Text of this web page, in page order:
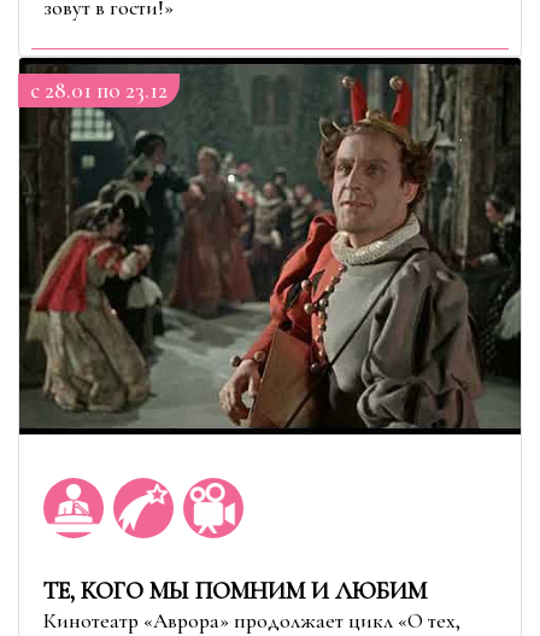
зовут в гости!»
c 28.01 по 23.12
ТЕ, КОГО МЫ ПОМНИМ И ЛЮБИМ
Кинотеатр «Аврора» продолжает цикл «О тех,